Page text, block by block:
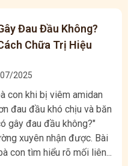
Đau Đầu Không?
Chữa Trị Hiệu
2025
con khi bị viêm amidan
đau đầu khó chịu và băn
gây đau đầu không?"
xuyên nhận được. Bài
con tìm hiểu rõ mối liên...